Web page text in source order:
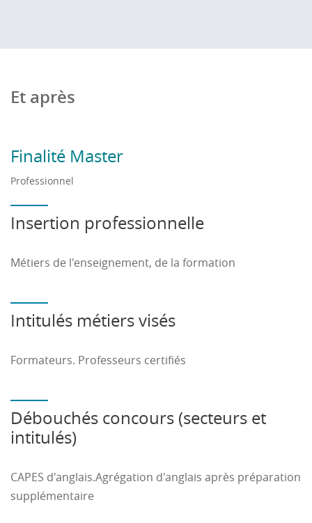
Et après
Finalité Master
Professionnel
Insertion professionnelle
Métiers de l'enseignement, de la formation
Intitulés métiers visés
Formateurs. Professeurs certifiés
Débouchés concours (secteurs et
intitulés)
CAPES d'anglais.Agrégation d'anglais après préparation
supplémentaire